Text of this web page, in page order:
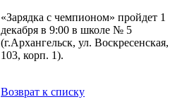
«Зарядка с чемпионом» пройдет 1
декабря в 9:00 в школе № 5
(г.Архангельск, ул. Воскресенская,
103, корп. 1).
Возврат к списку